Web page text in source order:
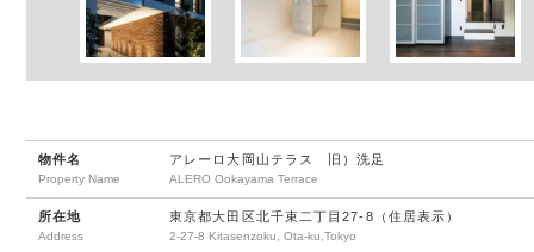
物件名
Property Name
アレーロ大岡山テラス 旧）洗足
ALERO Ookayama Terrace
所在地
Address
東京都大田区北千束二丁目27-8（住居表示）
2-27-8 Kitasenzoku, Ota-ku,Tokyo